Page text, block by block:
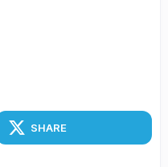
SHARE